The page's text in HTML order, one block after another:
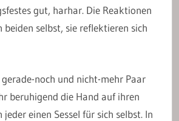
gut, harhar. Die Reaktionen
selbst, sie reflektieren sich
noch und nicht-mehr Paar
beruhigend die Hand auf ihren
einen Sessel für sich selbst. In